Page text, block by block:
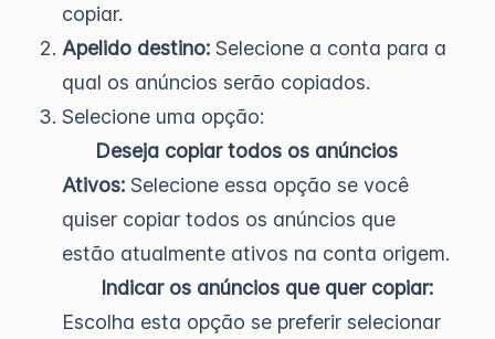
copiar.
Apelido destino: Selecione a conta para a
qual os anúncios serão copiados.
Selecione uma opção:
Deseja copiar todos os anúncios
Ativos: Selecione essa opção se você
quiser copiar todos os anúncios que
estão atualmente ativos na conta origem.
Indicar os anúncios que quer copiar:
Escolha esta opção se preferir selecionar